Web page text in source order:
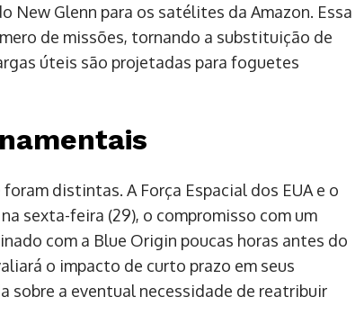
New Glenn para os satélites da Amazon. Essa
de missões, tornando a substituição de
úteis são projetadas para foguetes
distintas. A Força Espacial dos EUA e o
sexta-feira (29), o compromisso com um
com a Blue Origin poucas horas antes do
o impacto de curto prazo em seus
sobre a eventual necessidade de reatribuir